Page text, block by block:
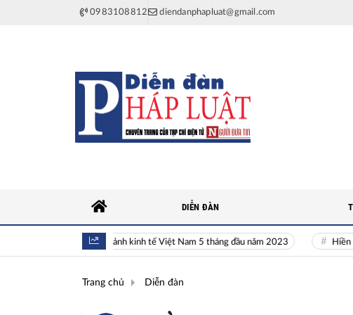
0983108812 diendanphapluat@gmail.com
Toàn cảnh kinh tế Việt Nam 5 tháng đầu năm 2023 Hiền tài là
DIỄN ĐÀN
Trang chủ Diễn đàn